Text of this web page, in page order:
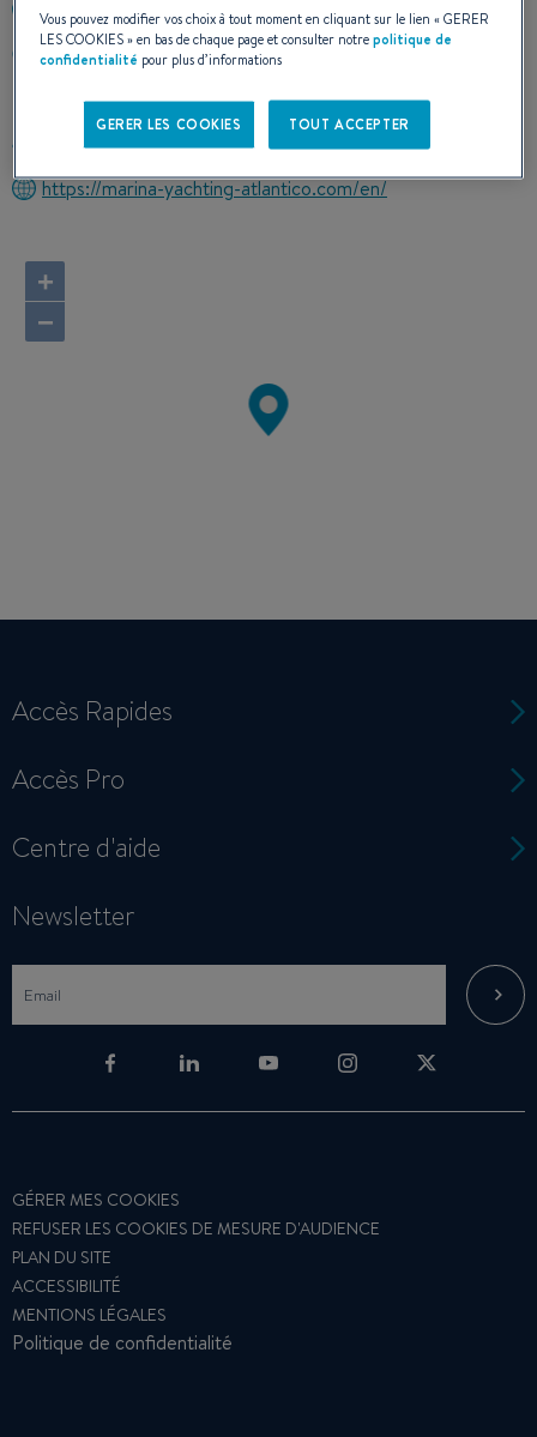
+34695666596
Calle Centro Nautico de Benalma, Num. 10
Espagne
Calculer l'itinéraire
https://marina-yachting-atlantico.com/en/
+
−
Accès Rapides
Accès Pro
Centre d'aide
Newsletter
GÉRER MES COOKIES
REFUSER LES COOKIES DE MESURE D'AUDIENCE
PLAN DU SITE
ACCESSIBILITÉ
MENTIONS LÉGALES
Politique de confidentialité
Vous pouvez modifier vos choix à tout moment en cliquant sur le lien «GERER
LES COOKIES» en bas de chaque page et consulter notrepolitique de
confidentialité pour plus d’informations
GERER LES COOKIES TOUT ACCEPTER